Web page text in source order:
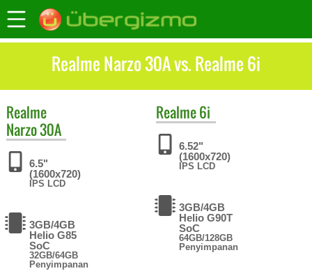
Realme Narzo 30A vs. Realme 6i
Realme
Narzo 30A
6.5"
(1600x720)
IPS LCD
3GB/4GB
Helio G85
SoC
32GB/64GB
Penyimpanan
Realme6i
6.52"
(1600x720)
IPS LCD
3GB/4GB
Helio G90T
SoC
64GB/128GB
Penyimpanan